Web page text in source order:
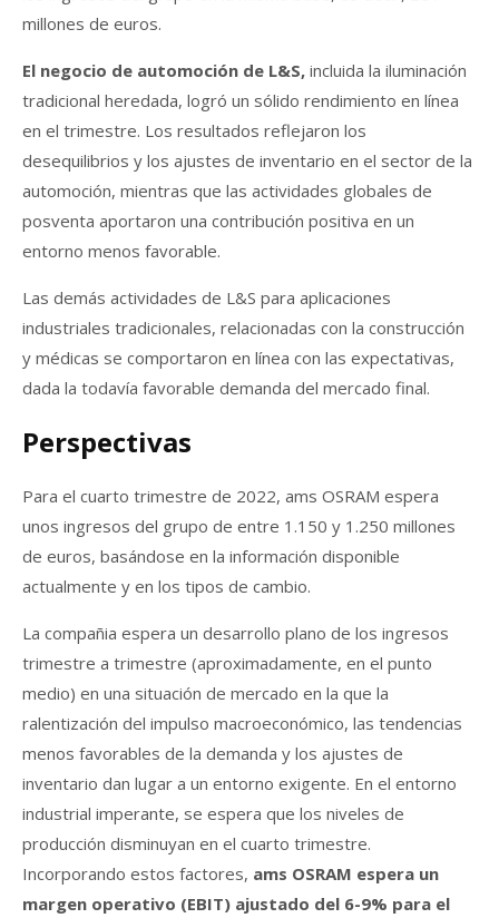
millones de euros.
El negocio de automoción de L&S, incluida la iluminación
tradicional heredada, logró un sólido rendimiento en línea
en el trimestre. Los resultados reflejaron los
desequilibrios y los ajustes de inventario en el sector de la
automoción, mientras que las actividades globales de
posventa aportaron una contribución positiva en un
entorno menos favorable.
Las demás actividades de L&S para aplicaciones
industriales tradicionales, relacionadas con la construcción
y médicas se comportaron en línea con las expectativas,
dada la todavía favorable demanda del mercado final.
Perspectivas
Para el cuarto trimestre de 2022, ams OSRAM espera
unos ingresos del grupo de entre 1.150 y 1.250 millones
de euros, basándose en la información disponible
actualmente y en los tipos de cambio.
La compañia espera un desarrollo plano de los ingresos
trimestre a trimestre (aproximadamente, en el punto
medio) en una situación de mercado en la que la
ralentización del impulso macroeconómico, las tendencias
menos favorables de la demanda y los ajustes de
inventario dan lugar a un entorno exigente. En el entorno
industrial imperante, se espera que los niveles de
producción disminuyan en el cuarto trimestre.
Incorporando estos factores, ams OSRAM espera un
margen operativo (EBIT) ajustado del 6-9% para el